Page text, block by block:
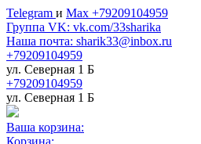
Telegram и Max +79209104959
Группа VK: vk.com/33sharika
Наша почта: sharik33@inbox.ru
+79209104959
ул. Северная 1 Б
+79209104959
ул. Северная 1 Б
Ваша корзина:
Корзина: